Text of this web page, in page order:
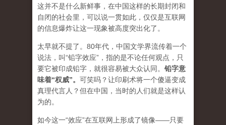
这并不是什么新鲜事，在中国这样的长期封闭和
自闭的社会里，可以说一贯如此，仅仅是互联网
的信息爆炸让这一现象被高度突出化了。
太早就不提了。80年代，中国文学界流传着一个
说法，叫“铅字效应”，指的是不论任何观点，只
要它被印成铅字，就很容易被大众认同。 铅字意
味着“权威”。 可笑吗？让印刷术将一个傻逼变成
真理代言人？但在中国，当时的人们就是这样认
为的。
如今这一“效应”在互联网上形成了镜像——只要